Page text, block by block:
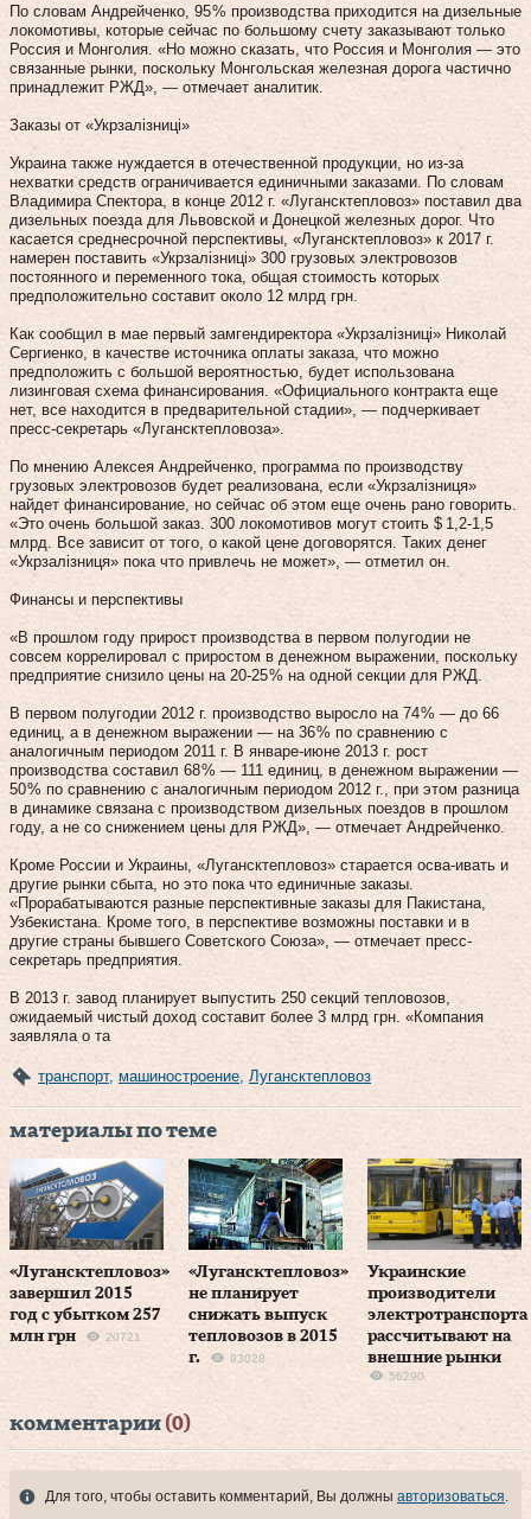
По словам Андрейченко, 95 % производства приходится на дизельные
локомотивы, которые сейчас по большому счету заказывают только
Россия и Монголия. «Но можно сказать, что Россия и Монголия — это
связанные рынки, поскольку Монгольская железная дорога частично
принадлежит РЖД», — отмечает аналитик.
Заказы от «Укрзалізниці»
Украина также нуждается в отечественной продукции, но из‑за
нехватки средств ограничивается единичными заказами. По словам
Владимира Спектора, в конце 2012 г. «Лугансктепловоз» поставил два
дизельных поезда для Львовской и Донецкой железных дорог. Что
касается среднесрочной перспективы, «Лугансктепловоз» к 2017 г.
намерен поставить «Укрзалізниці» 300 грузовых электровозов
постоянного и переменного тока, общая стоимость которых
предположительно составит около 12 млрд грн.
Как сообщил в мае первый замгендиректора «Укрзалізниці» Николай
Сергиенко, в качестве источника оплаты заказа, что можно
предположить с большой вероятностью, будет использована
лизинговая схема финансирования. «Официального контракта еще
нет, все находится в предварительной стадии», — подчеркивает
пресс-секретарь «Лугансктепловоза».
По мнению Алексея Андрейченко, программа по производству
грузовых электровозов будет реализована, если «Укрзалізниця»
найдет финансирование, но сейчас об этом еще очень рано говорить.
«Это очень большой заказ. 300 локомотивов могут стоить $ 1,2‑1,5
млрд. Все зависит от того, о какой цене договорятся. Таких денег
«Укрзалізниця» пока что привлечь не может», — отметил он.
Финансы и перспективы
«В прошлом году прирост производства в первом полугодии не
совсем коррелировал с приростом в денежном выражении, поскольку
предприятие снизило цены на 20‑25 % на одной секции для РЖД.
В первом полугодии 2012 г. производство выросло на 74 % — до 66
единиц, а в денежном выражении — на 36 % по сравнению с
аналогичным периодом 2011 г. В январе-июне 2013 г. рост
производства составил 68 % — 111 единиц, в денежном выражении —
50 % по сравнению с аналогичным периодом 2012 г., при этом разница
в динамике связана с производством дизельных поездов в прошлом
году, а не со снижением цены для РЖД», — отмечает Андрейченко.
Кроме России и Украины, «Лугансктепловоз» старается осва-ивать и
другие рынки сбыта, но это пока что единичные заказы.
«Прорабатываются разные перспективные заказы для Пакистана,
Узбекистана. Кроме того, в перспективе возможны поставки и в
другие страны бывшего Советского Союза», — отмечает пресс-
секретарь предприятия.
В 2013 г. завод планирует выпустить 250 секций тепловозов,
ожидаемый чистый доход составит более 3 млрд грн. «Компания
заявляла о та
транспорт, машиностроение Лугансктепловоз
материалы по теме
«Лугансктепловоз»
завершил 2015
год с убытком 257
млн грн
20721
«Лугансктепловоз»
не планирует
снижать выпуск
тепловозов в 2015
г.
93028
Украинские
производители
электротранспорта
рассчитывают на
внешние рынки
56290
комментарии (0)
Для того, чтобы оставить комментарий, Вы должны авторизоваться.